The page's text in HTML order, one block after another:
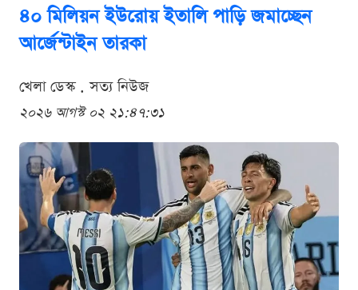
৪০ মিলিয়ন ইউরোয় ইতালি পাড়ি জমাচ্ছেন
আর্জেন্টাইন তারকা
খেলা ডেস্ক . সত্য নিউজ
২০২৬ আগস্ট ০২ ২১:৪৭:৩১